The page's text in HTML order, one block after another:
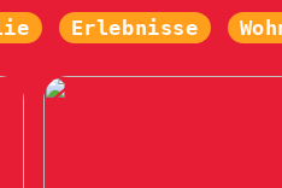
Erlebnisse